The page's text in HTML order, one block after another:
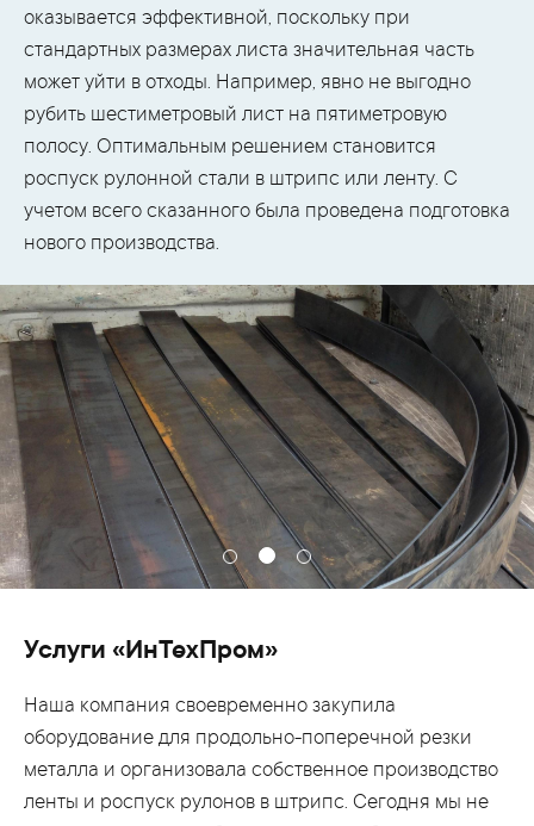
оказывается эффективной, поскольку при
стандартных размерах листа значительная часть
может уйти в отходы. Например, явно не выгодно
рубить шестиметровый лист на пятиметровую
полосу. Оптимальным решением становится
роспуск рулонной стали в штрипс или ленту. С
учетом всего сказанного была проведена подготовка
нового производства.
Услуги «ИнТехПром»
Наша компания своевременно закупила
оборудование для продольно-поперечной резки
металла и организовала собственное производство
ленты и роспуск рулонов в штрипс. Сегодня мы не